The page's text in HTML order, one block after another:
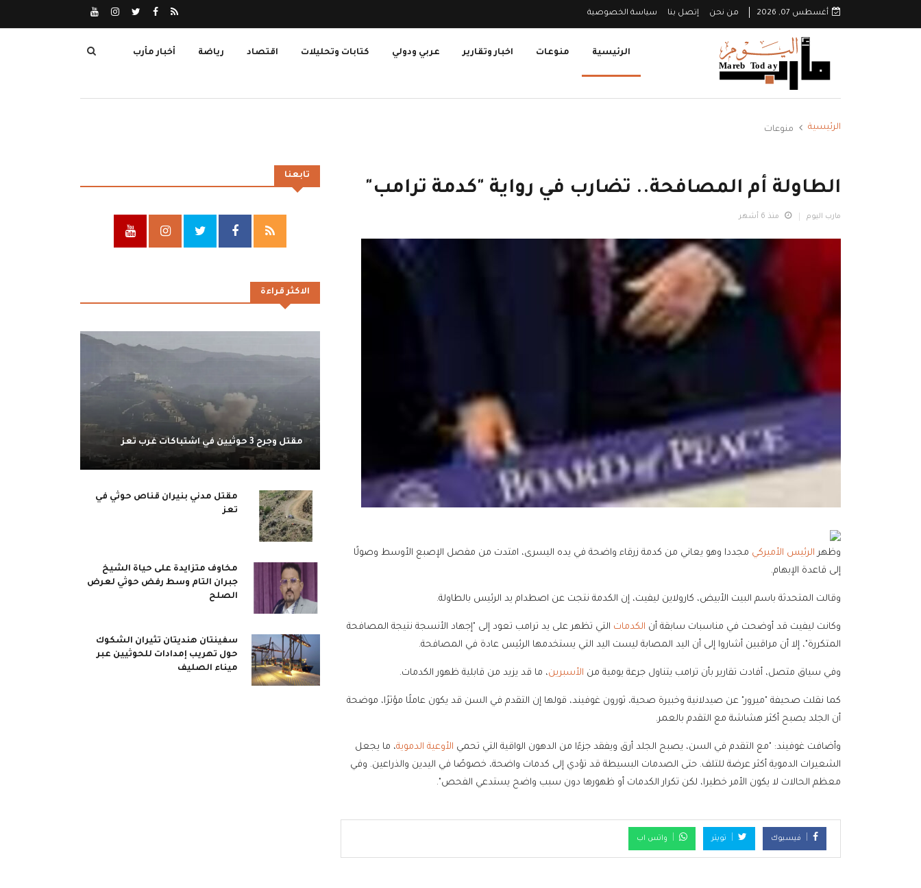
أغسطس 07, 2026 من نحن إتصل بنا سياسة الخصوصية
الرئيسية منوعات اخبار وتقارير عربي ودولي كتابات وتحليلات اقتصاد رياضة أخبار مأرب
الرئيسية منوعات
الطاولة أم المصافحة.. تضارب في رواية "كدمة ترامب"
مارب اليوم منذ 6 أشهر
وظهر الرئيس الأميركي مجددا وهو يعاني من كدمة زرقاء واضحة في يده اليسرى، امتدت من مفصل الإصبع الأوسط وصولًا
إلى قاعدة الإبهام.
وقالت المتحدثة باسم البيت الأبيض، كارولاين ليفيت، إن الكدمة نتجت عن اصطدام يد الرئيس بالطاولة.
وكانت ليفيت قد أوضحت في مناسبات سابقة أن الكدمات التي تظهر على يد ترامب تعود إلى "إجهاد الأنسجة نتيجة المصافحة
المتكررة"، إلا أن مراقبين أشاروا إلى أن اليد المصابة ليست اليد التي يستخدمها الرئيس عادة في المصافحة.
وفي سياق متصل، أفادت تقارير بأن ترامب يتناول جرعة يومية من الأسبرين، ما قد يزيد من قابلية ظهور الكدمات.
كما نقلت صحيفة "ميرور" عن صيدلانية وخبيرة صحية، ثورون غوفيند، قولها إن التقدم في السن قد يكون عاملًا مؤثرًا، موضحة
أن الجلد يصبح أكثر هشاشة مع التقدم بالعمر.
وأضافت غوفيند: "مع التقدم في السن، يصبح الجلد أرق ويفقد جزءًا من الدهون الواقية التي تحمي الأوعية الدموية، ما يجعل
الشعيرات الدموية أكثر عرضة للتلف. حتى الصدمات البسيطة قد تؤدي إلى كدمات واضحة، خصوصًا في اليدين والذراعين. وفي
معظم الحالات لا يكون الأمر خطيرا، لكن تكرار الكدمات أو ظهورها دون سبب واضح يستدعي الفحص".
فيسبوك تويتر واتس اب
تابعنا
الاكثر قراءة
مقتل وجرح 3 حوثيين في اشتباكات غرب تعز
مقتل مدني بنيران قناص حوثي في
تعز
مخاوف متزايدة على حياة الشيخ
جبران التام وسط رفض حوثي لعرض
الصلح
سفينتان هنديتان تثيران الشكوك
حول تهريب إمدادات للحوثيين عبر
ميناء الصليف